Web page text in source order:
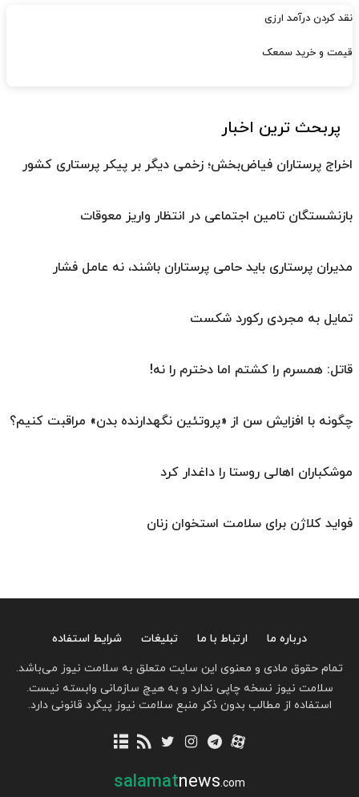
نقد کردن درآمد ارزی
قیمت و خرید سمعک
پربحث ترین اخبار
اخراج پرستاران فیاض‌بخش؛ زخمی دیگر بر پیکر پرستاری کشور
بازنشستگان تامین اجتماعی در انتظار واریز معوقات
مدیران پرستاری باید حامی پرستاران باشند، نه عامل فشار
تمایل به مجردی رکورد شکست
قاتل: همسرم را کشتم اما دخترم را نه!
چگونه با افزایش سن از «پروتئین نگهدارنده بدن» مراقبت کنیم؟
موشکباران اهالی روستا را داغدار کرد
فواید کلاژن برای سلامت استخوان زنان
درباره ما ارتباط با ما تبلیغات
شرایط استفاده
تمام حقوق مادی و معنوی این سایت متعلق به سلامت نیوز می‌باشد.
سلامت نیوز نسخه چاپی ندارد و به هیچ سازمانی وابسته نیست.
استفاده از مطالب بدون ذکر منبع سلامت نیوز پیگرد قانونی دارد.
salamatnews.com